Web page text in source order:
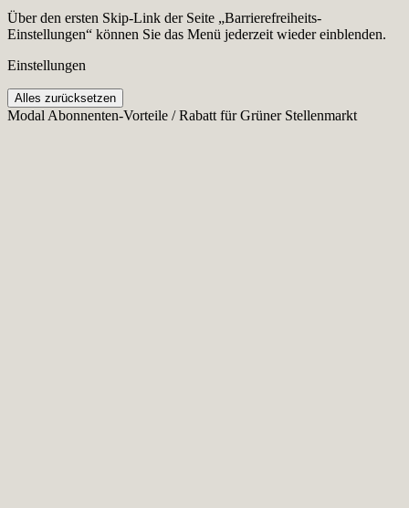
Über den ersten Skip-Link der Seite „Barrierefreiheits-
Einstellungen“ können Sie das Menü jederzeit wieder einblenden.
Einstellungen
Alles zurücksetzen
Modal Abonnenten-Vorteile / Rabatt für Grüner Stellenmarkt